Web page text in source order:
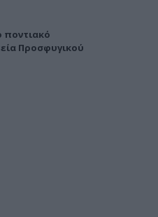
ποντιακό
Προσφυγικού